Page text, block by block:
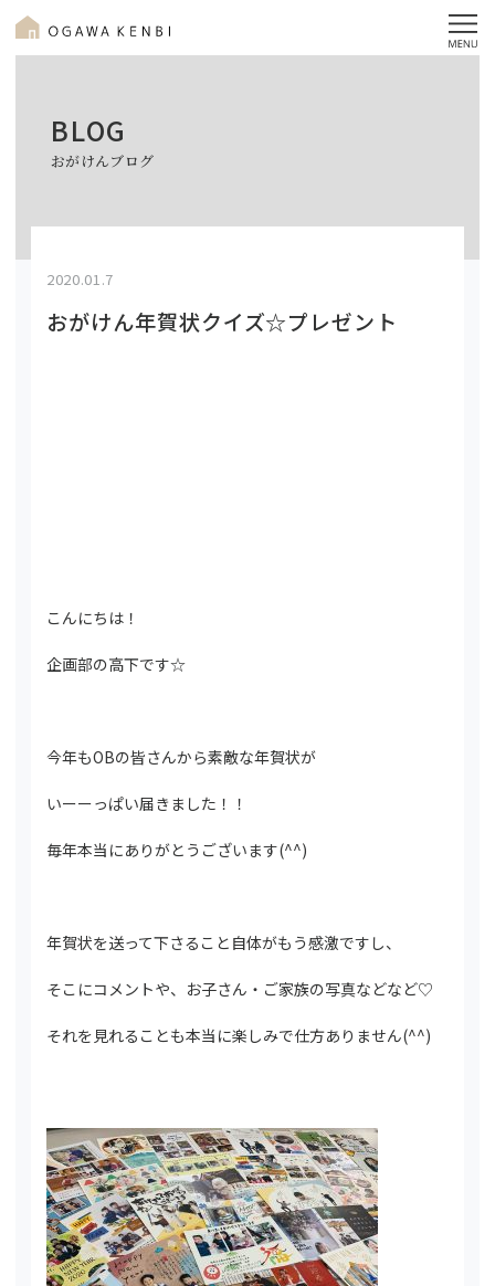
BLOG
おがけんブログ
2020.01.7
おがけん年賀状クイズ☆プレゼント
こんにちは！
企画部の高下です☆
今年もOBの皆さんから素敵な年賀状が
いーーっぱい届きました！！
毎年本当にありがとうございます(^^)
年賀状を送って下さること自体がもう感激ですし、
そこにコメントや、お子さん・ご家族の写真などなど♡
それを見れることも本当に楽しみで仕方ありません(^^)